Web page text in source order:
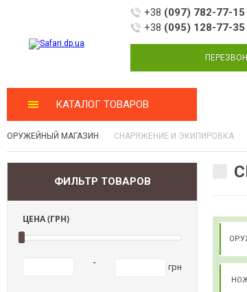
+38 (097) 782-77-15
+38 (095) 128-77-35
КАТАЛОГ ТОВАРОВ
ОРУЖЕЙНЫЙ МАГАЗИН СНАРЯЖЕНИЕ И ЭКИПИРОВКА
ФИЛЬТР ТОВАРОВ
ЦЕНА (ГРН)
- грн